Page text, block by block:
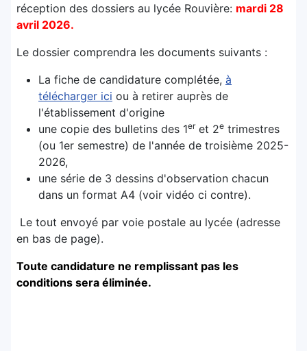
réception des dossiers au lycée Rouvière: mardi 28
avril 2026.
Le dossier comprendra les documents suivants :
La fiche de candidature complétée, à
télécharger ici ou à retirer auprès de
l'établissement d'origine
une copie des bulletins des 1eret 2e trimestres
(ou 1er semestre) de l'année de troisième 2025-
2026,
une série de 3 dessins d'observation chacun
dans un format A4 (voir vidéo ci contre).
Le tout envoyé par voie postale au lycée (adresse
en bas de page).
Toute candidature ne remplissant pas les
conditions sera éliminée.